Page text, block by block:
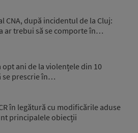
CNA, după incidentul de la Cluj:
ar trebui să se comporte în…
ani de la violențele din 10
se prescrie în…
în legătură cu modificările aduse
principalele obiecții